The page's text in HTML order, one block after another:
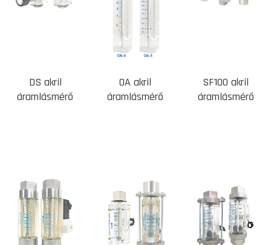
DS akril
áramlásmérő
OA akril
áramlásmérő
SF100 akril
áramlásmérő